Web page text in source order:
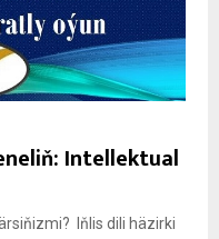
Intellektual
Iňlis dili häzirki